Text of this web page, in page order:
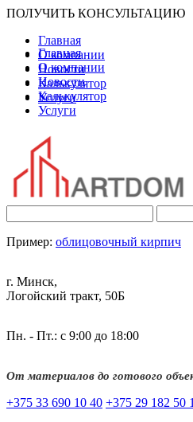
ПОЛУЧИТЬ КОНСУЛЬТАЦИЮ
Главная
О компании
Новости
Калькулятор
Услуги
Главная
О компании
Новости
Калькулятор
Услуги
Пример: облицовочный кирпич
г. Минск,
Логойский тракт, 50Б
Пн. - Пт.: с 9:00 до 18:00
От материалов до готового
+375 33 690 10 40 +375 29 182 50